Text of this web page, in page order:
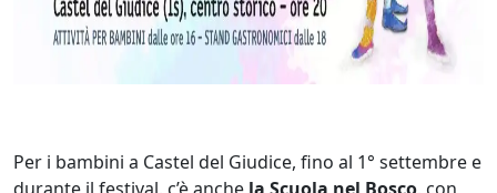
Per i bambini a Castel del Giudice, fino al 1° settembre e
durante il festival, c’è anche la Scuola nel Bosco, con